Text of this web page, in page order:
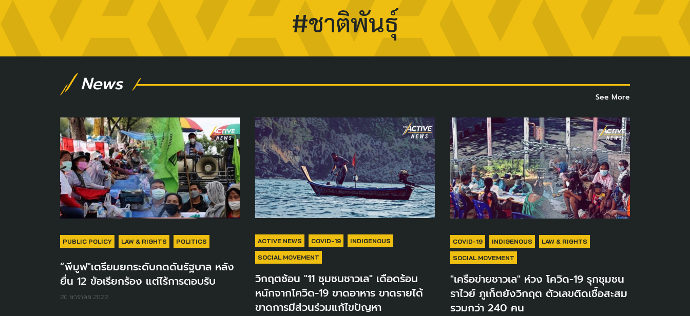
#ชาติพันธุ์
News
See More
PUBLIC POLICY LAW & RIGHTS POLITICS
“พีมูฟ"เตรียมยกระดับกดดันรัฐบาล หลัง
ยื่น 12 ข้อเรียกร้อง แต่ไร้การตอบรับ
20 มกราคม 2022
ACTIVE NEWS COVID-19 INDIGENOUS
SOCIAL MOVEMENT
วิกฤตซ้อน "11 ชุมชนชาวเล" เดือดร้อน
หนักจากโควิด-19 ขาดอาหาร ขาดรายได้
ขาดการมีส่วนร่วมแก้ไขปัญหา
COVID-19 INDIGENOUS LAW & RIGHTS
SOCIAL MOVEMENT
"เครือข่ายชาวเล" ห่วง โควิด-19 รุกชุมชน
ราไวย์ ภูเก็ตยังวิกฤต ตัวเลขติดเชื้อสะสม
รวมกว่า 240 คน